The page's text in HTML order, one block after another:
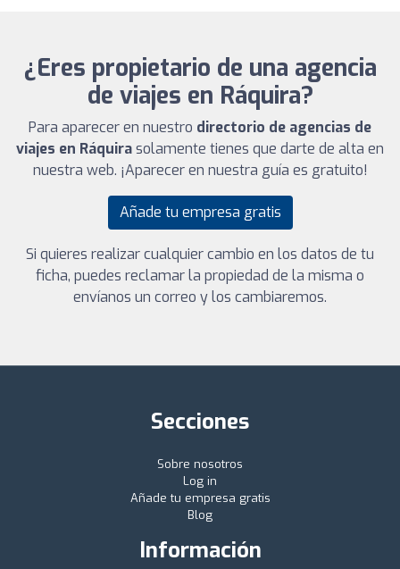
¿Eres propietario de una agencia
de viajes en Ráquira?
Para aparecer en nuestro directorio de agencias de
viajes en Ráquirasolamente tienes que darte de alta en
nuestra web. ¡Aparecer en nuestra guía es gratuito!
Añade tu empresa gratis
Si quieres realizar cualquier cambio en los datos de tu
ficha, puedes reclamar la propiedad de la misma o
envíanos un correo y los cambiaremos.
Secciones
Sobre nosotros
Log in
Añade tu empresa gratis
Blog
Información